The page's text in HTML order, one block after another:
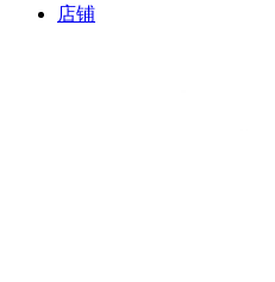
店铺